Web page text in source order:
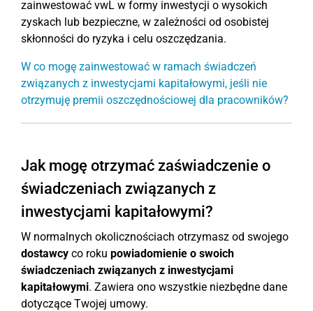
zainwestować vwL w formy inwestycji o wysokich
zyskach lub bezpieczne, w zależności od osobistej
skłonności do ryzyka i celu oszczędzania.
W co mogę zainwestować w ramach świadczeń
związanych z inwestycjami kapitałowymi, jeśli nie
otrzymuję premii oszczędnościowej dla pracowników?
Jak mogę otrzymać zaświadczenie o
świadczeniach związanych z
inwestycjami kapitałowymi?
W normalnych okolicznościach otrzymasz od swojego
dostawcy co roku powiadomienie o swoich
świadczeniach związanych z inwestycjami
kapitałowymi. Zawiera ono wszystkie niezbędne dane
dotyczące Twojej umowy.